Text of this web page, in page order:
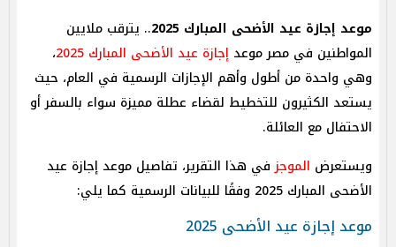
موعد إجازة عيد الأضحى المبارك 2025
.. يترقب ملايين
المواطنين في مصر موعد إجازة عيد الأضحى المبارك 2025
،
وهي واحدة من أطول وأهم الإجازات الرسمية في العام، حيث
يستعد الكثيرون للتخطيط لقضاء عطلة مميزة سواء بالسفر أو
الاحتفال مع العائلة.
ويستعرض الموجزفي هذا التقرير، تفاصيل موعد إجازة عيد
الأضحى المبارك 2025 وفقًا للبيانات الرسمية كما يلي:
موعد إجازة عيد الأضحى 2025